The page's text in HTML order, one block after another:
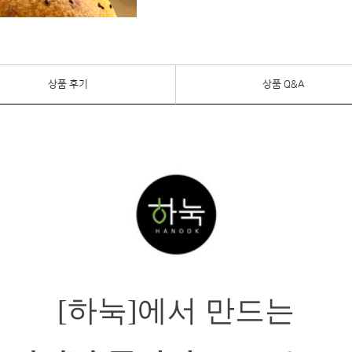
상품 후기 상품 Q&A
[하눅]에서 만드는